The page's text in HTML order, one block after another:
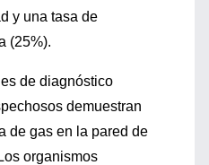
y una tasa de
(25%).
de diagnóstico
demuestran
de gas en la pared de
organismos